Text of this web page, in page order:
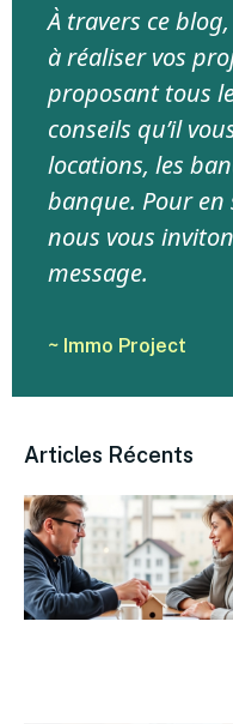
À travers ce
à réaliser vos
proposant tous
conseils qu’il
locations, les
banque. Pour
nous vous
message.
~ Immo Project
Articles Récents